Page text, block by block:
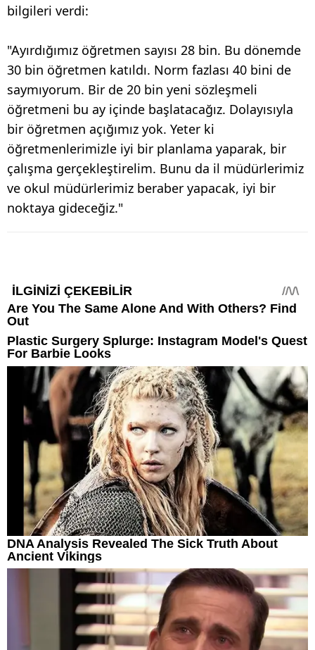
bilgileri verdi:
"Ayırdığımız öğretmen sayısı 28 bin. Bu dönemde
30 bin öğretmen katıldı. Norm fazlası 40 bini de
saymıyorum. Bir de 20 bin yeni sözleşmeli
öğretmeni bu ay içinde başlatacağız. Dolayısıyla
bir öğretmen açığımız yok. Yeter ki
öğretmenlerimizle iyi bir planlama yaparak, bir
çalışma gerçekleştirelim. Bunu da il müdürlerimiz
ve okul müdürlerimiz beraber yapacak, iyi bir
noktaya gideceğiz."